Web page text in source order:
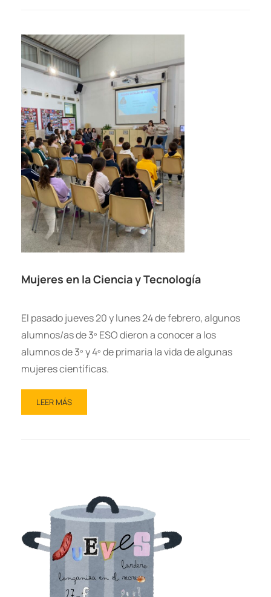
Mujeres en la Ciencia y Tecnología
El pasado jueves 20 y lunes 24 de febrero, algunos
alumnos/as de 3º ESO dieron a conocer a los
alumnos de 3º y 4º de primaria la vida de algunas
mujeres científicas.
LEER MÁS